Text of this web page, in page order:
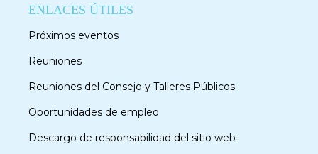
ENLACES ÚTILES
Próximos eventos
Reuniones
Reuniones del Consejo y Talleres Públicos
Oportunidades de empleo
Descargo de responsabilidad del sitio web